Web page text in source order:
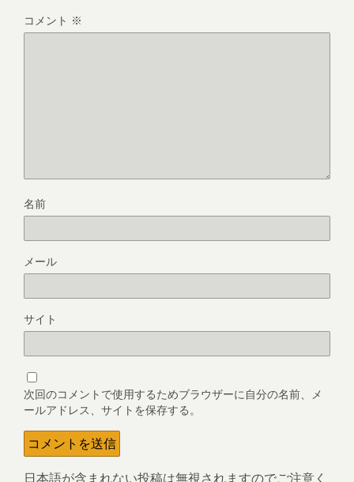
コメント ※
名前
メール
サイト
次回のコメントで使用するためブラウザーに自分の名前、メ
ールアドレス、サイトを保存する。
日本語が含まれない投稿は無視されますのでご注意く